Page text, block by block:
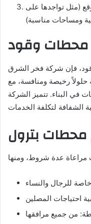
(مثل تواجدها على
محطات وقود
فإن شركة فخر الشرق
حلولاً رخيصة ومنافسة، مع
البناء. تتميز الشركة
بترول